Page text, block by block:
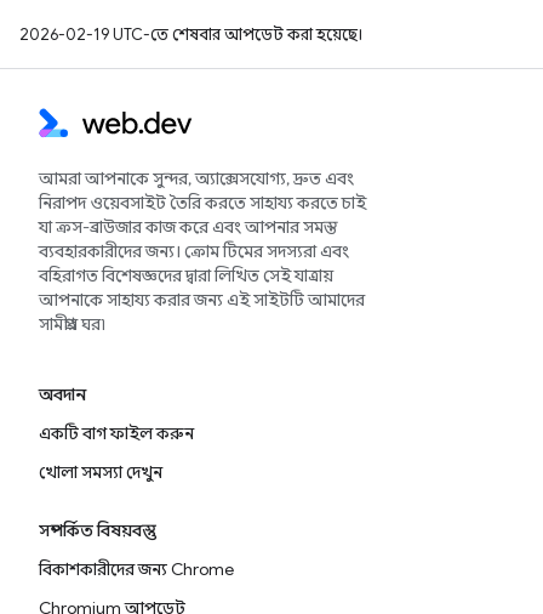
2026-02-19 UTC-তে শেষবার আপডেট করা হয়েছে।
আমরা আপনাকে সুন্দর, অ্যাক্সেসযোগ্য, দ্রুত এবং
নিরাপদ ওয়েবসাইট তৈরি করতে সাহায্য করতে চাই
যা ক্রস-ব্রাউজার কাজ করে এবং আপনার সমস্ত
ব্যবহারকারীদের জন্য। ক্রোম টিমের সদস্যরা এবং
বহিরাগত বিশেষজ্ঞদের দ্বারা লিখিত সেই যাত্রায়
আপনাকে সাহায্য করার জন্য এই সাইটটি আমাদের
সামগ্রীর ঘর৷
অবদান
একটি বাগ ফাইল করুন
খোলা সমস্যা দেখুন
সম্পর্কিত বিষয়বস্তু
বিকাশকারীদের জন্য Chrome
Chromium আপডেট